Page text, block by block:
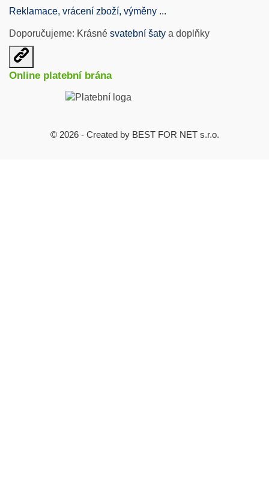
Reklamace, vrácení zboží, výměny ...
Doporučujeme: Krásné svatební šaty a doplňky
Otevřit
užitečné
odkazy
Online platební brána
© 2026 - Created by BEST FOR NET s.r.o.